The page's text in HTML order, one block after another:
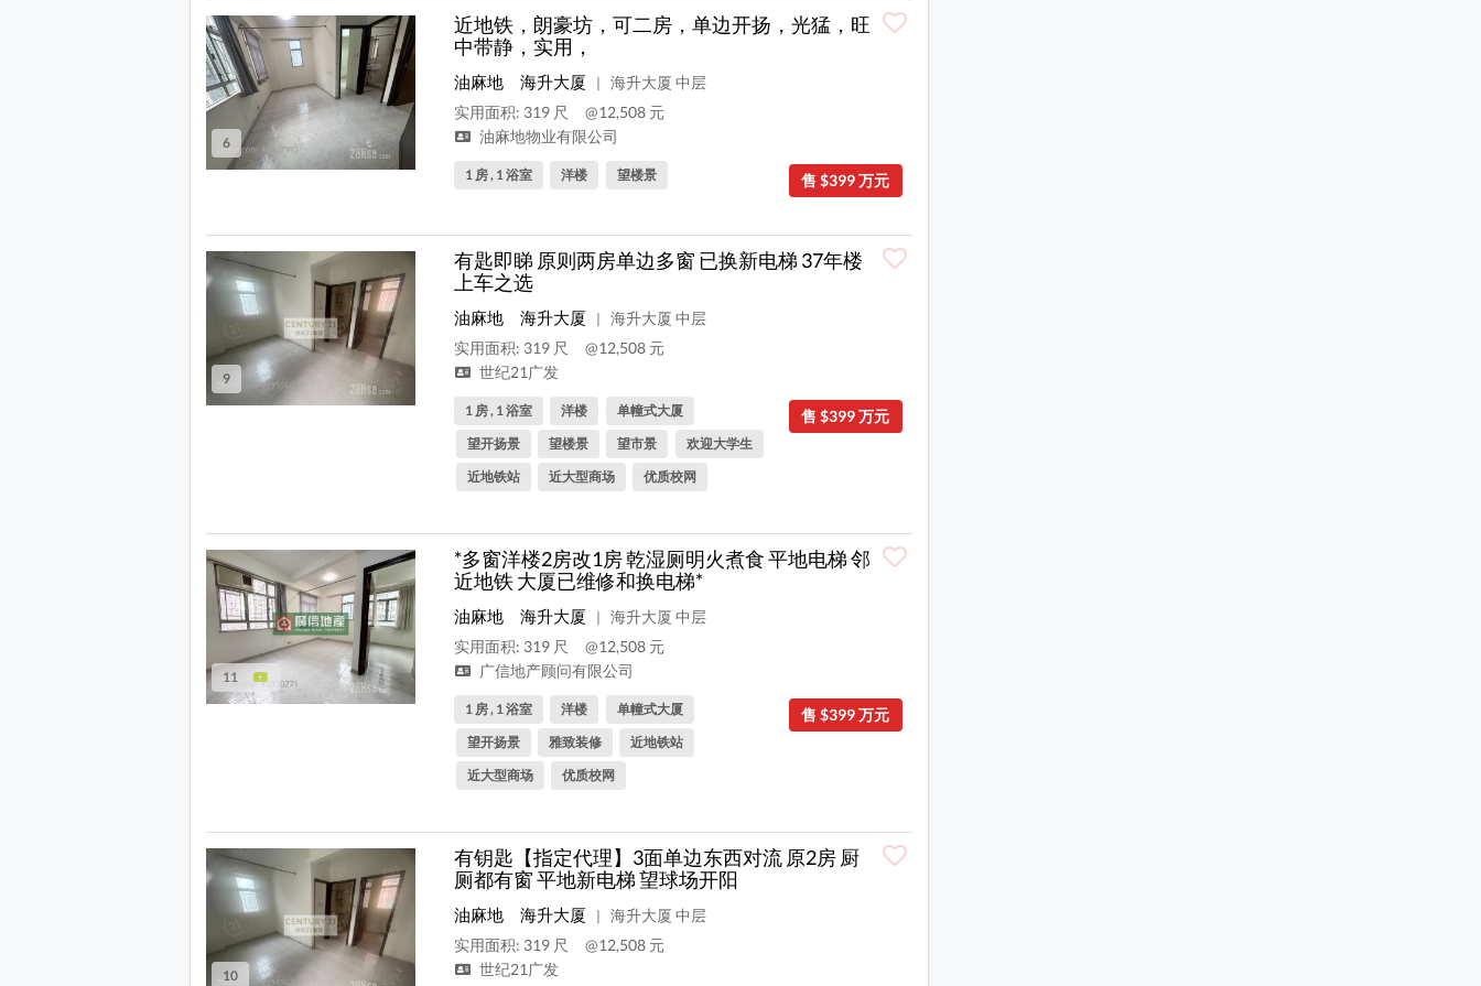
6
近地铁，朗豪坊，可二房，单边开扬，光猛，旺
中带静，实用，
油麻地 海升大厦 |
海升大厦 中层
实用面积: 319 尺
@12,508 元
油麻地物业有限公司
售 $399 万元
1 房 , 1 浴室 洋楼 望楼景
9
有匙即睇 原则两房单边多窗 已换新电梯 37年楼
上车之选
油麻地 海升大厦 |
海升大厦 中层
实用面积: 319 尺
@12,508 元
世纪21广发
售 $399 万元
1 房 , 1 浴室 洋楼
单幢式大厦
望开扬景
望楼景 望市景
欢迎大学生
近地铁站
近大型商场 优质校网
11
*多窗洋楼2房改1房 乾湿厕明火煮食 平地电梯 邻
近地铁 大厦已维修和换电梯*
油麻地 海升大厦 |
海升大厦 中层
实用面积: 319 尺
@12,508 元
广信地产顾问有限公司
售 $399 万元
1 房 , 1 浴室 洋楼
单幢式大厦
望开扬景
雅致装修
近地铁站
近大型商场
优质校网
10
有钥匙【指定代理】3面单边东西对流 原2房 厨
厕都有窗 平地新电梯 望球场开阳
油麻地 海升大厦 |
海升大厦 中层
实用面积: 319 尺
@12,508 元
世纪21广发